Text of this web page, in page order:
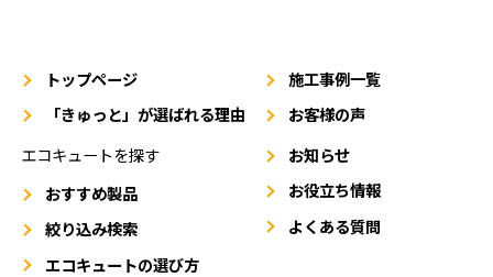
トップページ
「きゅっと」が選ばれる理由
エコキュートを探す
おすすめ製品
絞り込み検索
エコキュートの選び方
施工事例一覧
お客様の声
お知らせ
お役立ち情報
よくある質問